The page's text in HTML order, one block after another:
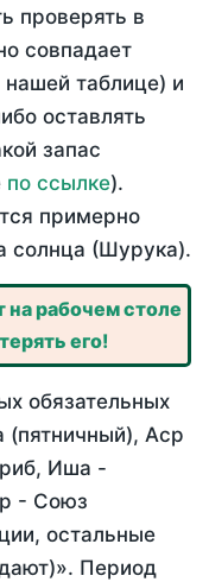
проверять в
совпадает
таблице) и
оставлять
запас
по ссылке).
примерно
солнца (Шурука).
на рабочем столе
его!
обязательных
Аср
Иша -
- Союз
остальные
Период